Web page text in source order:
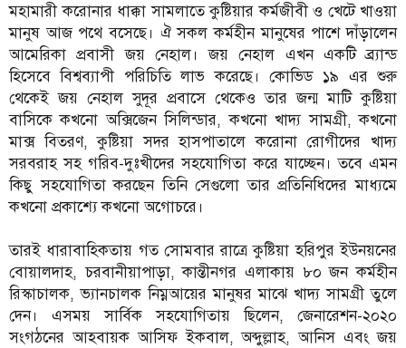
মহামারী করোনার ধাক্কা সামলাতে কুষ্টিয়ার কর্মজীবী ও খেটে খাওয়া
মানুষ আজ পথে বসেছে। ঐ সকল কর্মহীন মানুষের পাশে দাঁড়ালেন
আমেরিকা প্রবাসী জয় নেহাল। জয় নেহাল এখন একটি ব্র্যান্ড
হিসেবে বিশ্বব্যাপী পরিচিতি লাভ করেছে। কোভিড ১৯ এর শুরু
থেকেই জয় নেহাল সুদূর প্রবাসে থেকেও তার জন্ম মাটি কুষ্টিয়া
বাসিকে কখনো অক্সিজেন সিলিন্ডার, কখনো খাদ্য সামগ্রী, কখনো
মাক্স বিতরণ, কুষ্টিয়া সদর হাসপাতালে করোনা রোগীদের খাদ্য
সরবরাহ সহ গরিব-দুঃখীদের সহযোগিতা করে যাচ্ছেন। তবে এমন
কিছু সহযোগিতা করছেন তিনি সেগুলো তার প্রতিনিধিদের মাধ্যমে
কখনো প্রকাশ্যে কখনো অগোচরে।
তারই ধারাবাহিকতায় গত সোমবার রাত্রে কুষ্টিয়া হরিপুর ইউনয়নের
বোয়ালদাহ, চরবানীয়াপাড়া, কান্তীনগর এলাকায় ৮০ জন কর্মহীন
রিস্কাচালক, ভ্যানচালক নিম্নআয়ের মানুষর মাঝে খাদ্য সামগ্রী তুলে
দেন। এসময় সার্বিক সহযোগিতায় ছিলেন, জেনারেশন-২০২০
সংগঠনের আহবায়ক আসিফ ইকবাল, অব্দুল্লাহ, আনিস এবং জয়